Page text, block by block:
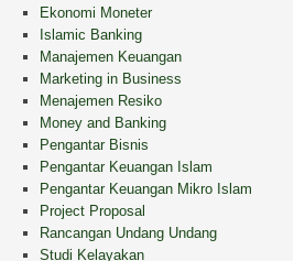
Ekonomi Moneter
Islamic Banking
Manajemen Keuangan
Marketing in Business
Menajemen Resiko
Money and Banking
Pengantar Bisnis
Pengantar Keuangan Islam
Pengantar Keuangan Mikro Islam
Project Proposal
Rancangan Undang Undang
Studi Kelayakan